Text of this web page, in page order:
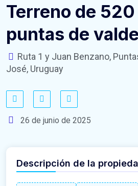
Terreno de
puntas de
Ruta 1 y Juan Benzano,
José, Uruguay
26 de junio de 2025
Descripción de la